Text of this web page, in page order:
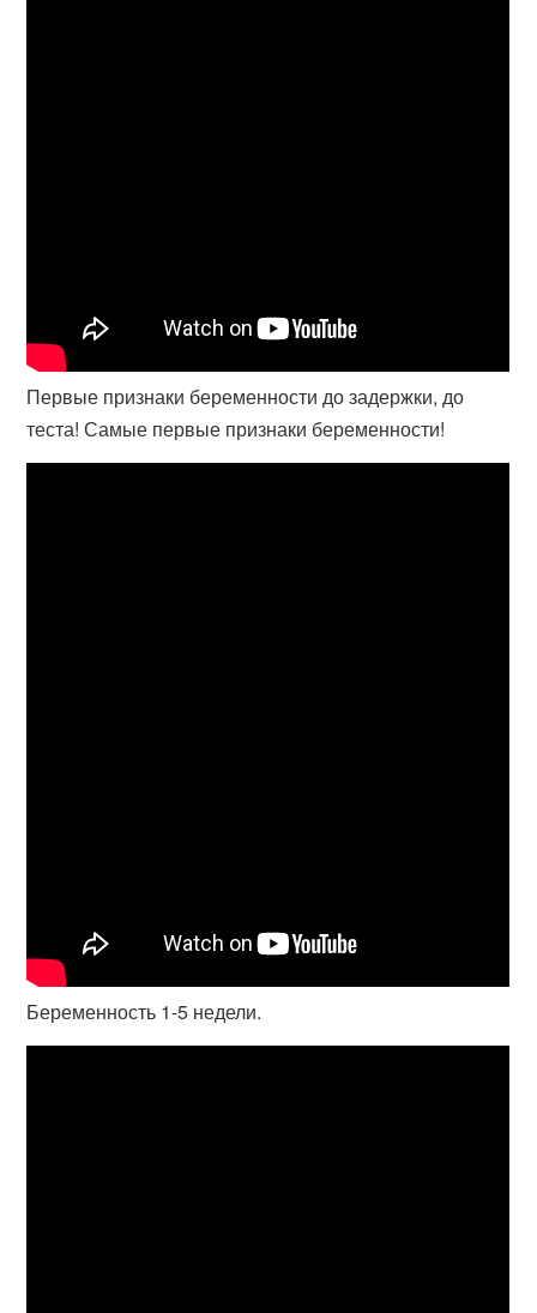
Первые признаки беременности до задержки, до
теста! Самые первые признаки беременности!
Беременность 1-5 недели.